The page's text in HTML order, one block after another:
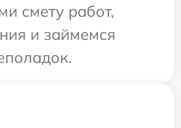
смету работ,
и займемся